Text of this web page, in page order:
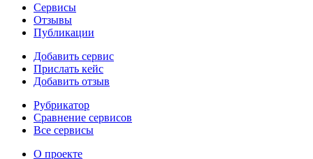
Сервисы
Отзывы
Публикации
Добавить сервис
Прислать кейс
Добавить отзыв
Рубрикатор
Сравнение сервисов
Все сервисы
О проекте